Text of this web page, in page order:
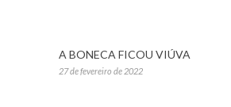
A BONECA FICOU VIÚVA
27 de fevereiro de 2022